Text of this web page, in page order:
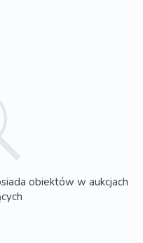
obiektów w aukcjach